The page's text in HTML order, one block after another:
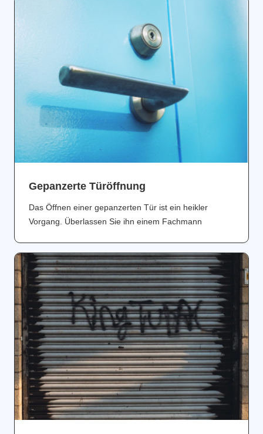
Gepanzerte Türöffnung
Das Öffnen einer gepanzerten Tür ist ein heikler
Vorgang. Überlassen Sie ihn einem Fachmann